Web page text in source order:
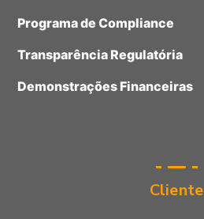
Programa de Compliance
Transparência Regulatória
Demonstrações Financeiras
Cliente